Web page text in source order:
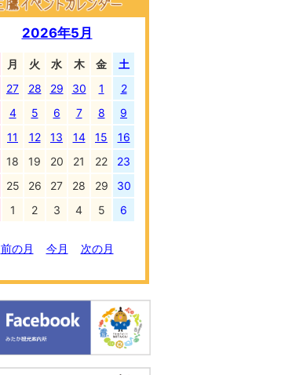
2026年5月
月 火 水 木 金
土
27 28 29 30 1
2
4 5 6 7 8
9
11 12 13 14 15
16
18 19 20 21 22
23
25 26 27 28 29
30
1 2 3 4 5 6
前の月 今月 次の月